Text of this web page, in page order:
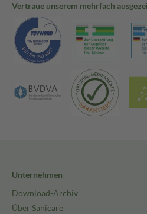
Vertraue unserem mehrfach
Unternehmen
Download-Archiv
Über Sanicare